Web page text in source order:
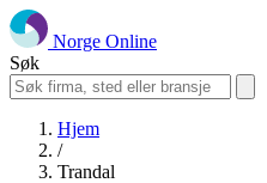
Norge Online
Søk
Hjem
/
Trandal